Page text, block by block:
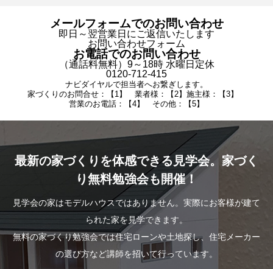
メールフォームでのお問い合わせ
即日～翌営業日にご返信いたします
お問い合わせフォーム
お電話でのお問い合わせ
（通話料無料）9～18時 水曜日定休
0120-712-415
ナビダイヤルで担当者へお繋ぎします。
家づくりのお問合せ：【1】 業者様：【2】施主様：【3】
営業のお電話：【4】 その他：【5】
最新の家づくりを体感できる見学会。家づく
り無料勉強会も開催！
見学会の家はモデルハウスではありません。実際にお客様が建て
られた家を見学できます。
無料の家づくり勉強会では住宅ローンや土地探し、住宅メーカー
の選び方など講師を招いて行っています。